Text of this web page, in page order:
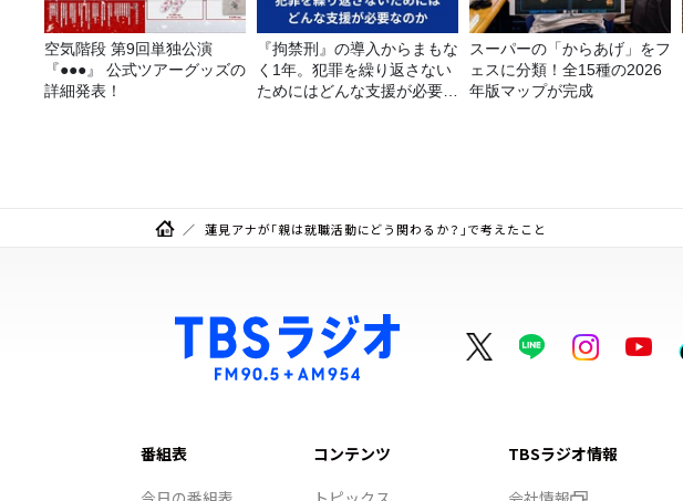
空気階段 第9回単独公演
『●●●』 公式ツアーグッズの
詳細発表！
『拘禁刑』の導入からまもな
く1年。犯罪を繰り返さない
ためにはどんな支援が必要な
スーパーの「からあげ」をフ
ェスに分類！全15種の2026
年版マップが完成
蓮見アナが「親は就職活動にどう関わるか？」で考えたこと
番組表
コンテンツ
TBSラジオ情報